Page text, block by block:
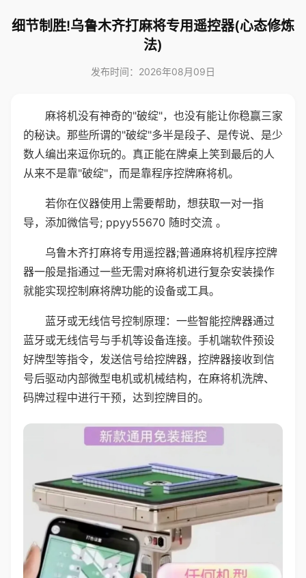
细节制胜!乌鲁木齐打麻将专用遥控器(心态修炼
法)
发布时间：2026年08月09日
麻将机没有神奇的"破绽"，也没有能让你稳赢三家
的秘诀。那些所谓的"破绽"多半是段子、是传说、是少
数人编出来逗你玩的。真正能在牌桌上笑到最后的人
从来不是靠"破绽"，而是靠程序控牌麻将机。
若你在仪器使用上需要帮助，想获取一对一指
导，添加微信号; ppyy55670 随时交流 。
乌鲁木齐打麻将专用遥控器;普通麻将机程序控牌
器一般是指通过一些无需对麻将机进行复杂安装操作
就能实现控制麻将牌功能的设备或工具。
蓝牙或无线信号控制原理：一些智能控牌器通过
蓝牙或无线信号与手机等设备连接。手机端软件预设
好牌型等指令，发送信号给控牌器，控牌器接收到信
号后驱动内部微型电机或机械结构，在麻将机洗牌、
码牌过程中进行干预，达到控牌目的。